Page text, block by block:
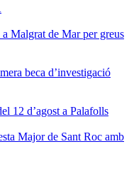
Malgrat de Mar per greus
beca d’investigació
12 d’agost a Palafolls
Major de Sant Roc amb